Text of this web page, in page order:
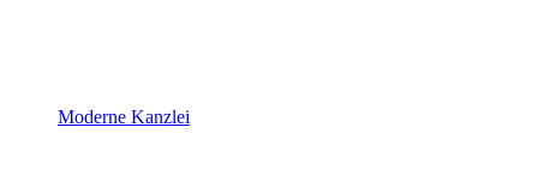
Moderne Kanzlei